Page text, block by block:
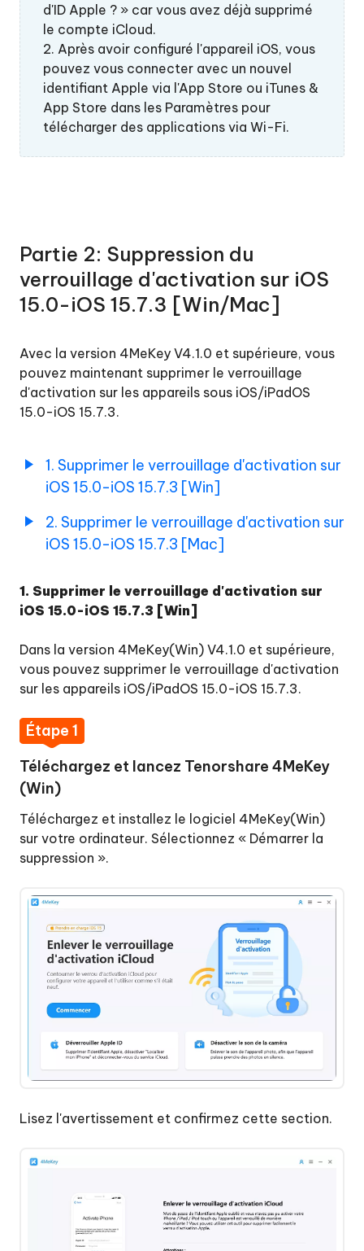
d'ID Apple ? » car vous avez déjà supprimé
le compte iCloud.
2. Après avoir configuré l'appareil iOS, vous
pouvez vous connecter avec un nouvel
identifiant Apple via l'App Store ou iTunes &
App Store dans les Paramètres pour
télécharger des applications via Wi-Fi.
Partie 2: Suppression du
verrouillage d'activation sur iOS
15.0-iOS 15.7.3 [Win/Mac]
Avec la version 4MeKey V4.1.0 et supérieure, vous
pouvez maintenant supprimer le verrouillage
d'activation sur les appareils sous iOS/iPadOS
15.0-iOS 15.7.3.
1. Supprimer le verrouillage d'activation sur
iOS 15.0-iOS 15.7.3 [Win]
2. Supprimer le verrouillage d'activation sur
iOS 15.0-iOS 15.7.3 [Mac]
1. Supprimer le verrouillage d'activation sur
iOS 15.0-iOS 15.7.3 [Win]
Dans la version 4MeKey(Win) V4.1.0 et supérieure,
vous pouvez supprimer le verrouillage d'activation
sur les appareils iOS/iPadOS 15.0-iOS 15.7.3.
Étape 1
Téléchargez et lancez Tenorshare 4MeKey
(Win)
Téléchargez et installez le logiciel 4MeKey(Win)
sur votre ordinateur. Sélectionnez « Démarrer la
suppression ».
Lisez l'avertissement et confirmez cette section.